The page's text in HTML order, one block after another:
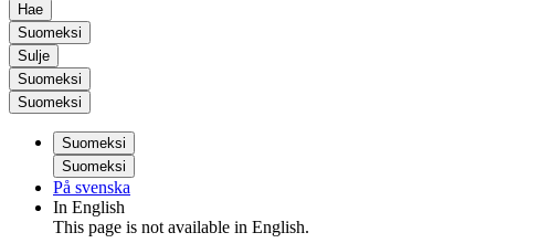
Hae
Suomeksi
Sulje
Suomeksi
Suomeksi
Suomeksi
Suomeksi
På svenska
In English
This page is not available in English.